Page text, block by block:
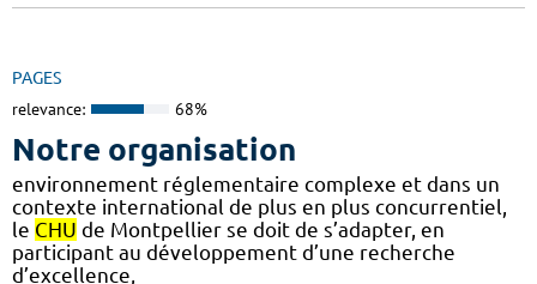
PAGES
relevance: 68%
Notre organisation
environnement réglementaire complexe et dans un
contexte international de plus en plus concurrentiel,
le CHU de Montpellier se doit de s’adapter, en
participant au développement d’une recherche
d’excellence,